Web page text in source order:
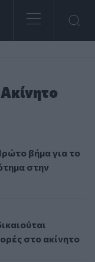
βήμα για το
βήμα για το
στην
στο ακίνητο